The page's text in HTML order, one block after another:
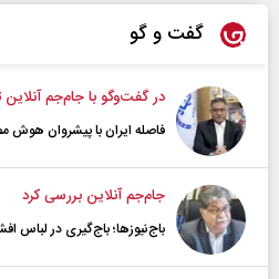
گفت و گو
در گفت‌و‌گو با جام‌جم
فاصله ایران با پیشرو‌ان هوش
جام‌جم آنلاین بررسی کرد
باج‌نیوزها؛ باج‌گیری در لباس